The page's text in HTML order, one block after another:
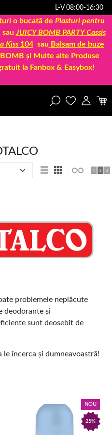
L-V 08:00-16:30
o bucată de Plasturi pentru
sau JUICY BOMB PARTY Cassis
Kiss 104sau Balsam de buze
și Multe alte Produse
la Fanbox & Easybox!
problemele neplăcute
deodorante şi
sunt deosebit de
le încerca şi dumneavoastră!
către farmacistul Henry
un produs de succes
în Italia chiar şi acum,
NOU
25%